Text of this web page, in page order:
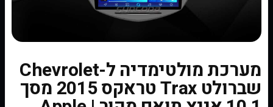
מערכת מולטימדיה ל-Chevrolet
שברולט Trax טראקס 2015 מסך